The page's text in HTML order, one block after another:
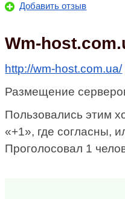
Добавить отзыв
Wm-
http://wm-host.com.ua/
Размещение
Пользовались этим
«+1», где согласны,
Проголосовал 1